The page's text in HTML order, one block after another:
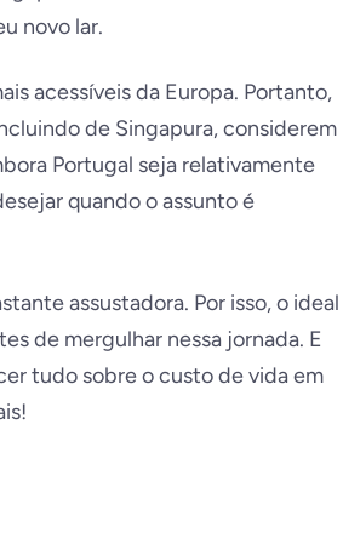
novo lar.
acessíveis da Europa. Portanto,
de Singapura, considerem
Portugal seja relativamente
quando o assunto é
assustadora. Por isso, o ideal
de mergulhar nessa jornada. E
tudo sobre o custo de vida em